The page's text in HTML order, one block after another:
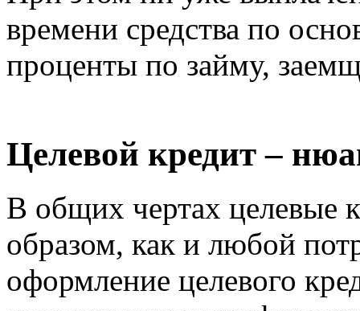
времени средства по
проценты по займу,
Целевой кредит –
В общих чертах целевые
образом, как и любой
оформление целевого